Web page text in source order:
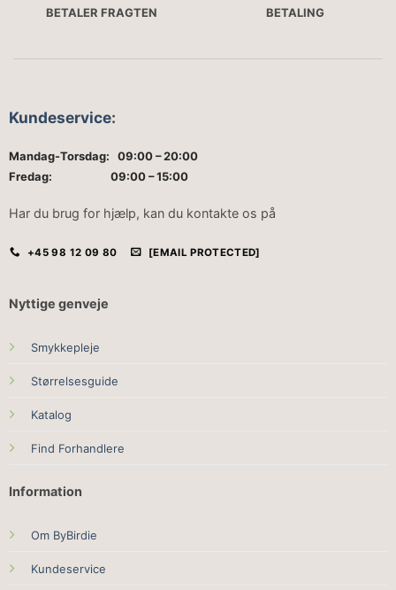
BETALER FRAGTEN
BETALING
Kundeservice:
Mandag-Torsdag: 09:00 – 20:00
Fredag: 09:00 – 15:00
Har du brug for hjælp, kan du kontakte os på
+45 98 12 09 80 [EMAIL PROTECTED]
Nyttige genveje
Smykkepleje
Størrelsesguide
Katalog
Find Forhandlere
Information
Om ByBirdie
Kundeservice